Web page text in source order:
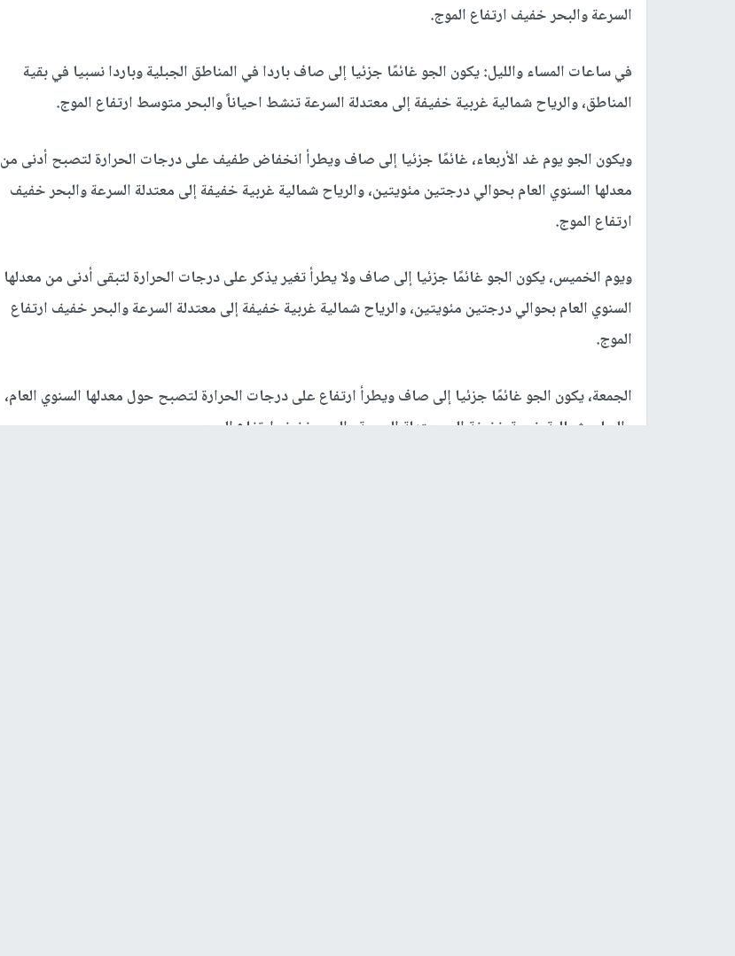
السرعة والبحر خفيف ارتفاع الموج.
في ساعات المساء والليل: يكون الجو غائمًا جزئيا إلى صاف باردا في المناطق الجبلية وباردا نسبيا في بقية
المناطق، والرياح شمالية غربية خفيفة إلى معتدلة السرعة تنشط احياناً والبحر متوسط ارتفاع الموج.
ويكون الجو يوم غد الأربعاء، غائمًا جزئيا إلى صاف ويطرأ انخفاض طفيف على درجات الحرارة لتصبح أدنى من
معدلها السنوي العام بحوالي درجتين مئويتين، والرياح شمالية غربية خفيفة إلى معتدلة السرعة والبحر خفيف
ارتفاع الموج.
ويوم الخميس، يكون الجو غائمًا جزئيا إلى صاف ولا يطرأ تغير يذكر على درجات الحرارة لتبقى أدنى من معدلها
السنوي العام بحوالي درجتين مئويتين، والرياح شمالية غربية خفيفة إلى معتدلة السرعة والبحر خفيف ارتفاع
الموج.
الجمعة، يكون الجو غائمًا جزئيا إلى صاف ويطرأ ارتفاع على درجات الحرارة لتصبح حول معدلها السنوي العام،
والرياح شمالية غربية خفيفة إلى معتدلة السرعة والبحر خفيف ارتفاع الموج.